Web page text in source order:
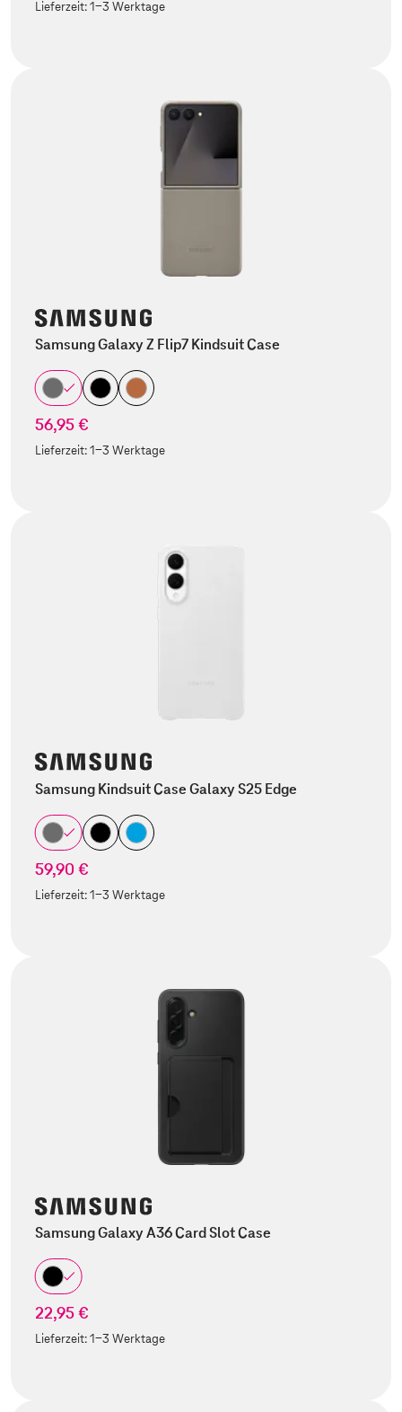
Lieferzeit:1-3 Werktage
Samsung Galaxy Z Flip7 Kindsuit Case
56,95 €
Lieferzeit:1-3 Werktage
Samsung Kindsuit Case Galaxy S25 Edge
59,90 €
Lieferzeit:1-3 Werktage
Samsung Galaxy A36 Card Slot Case
22,95 €
Lieferzeit:1-3 Werktage